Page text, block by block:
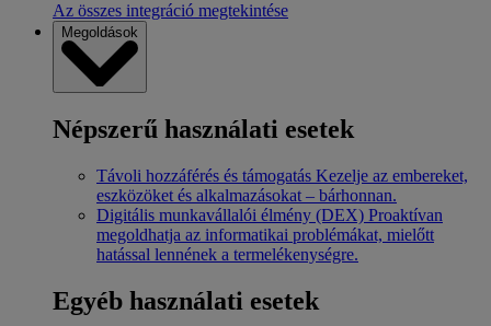
Az összes integráció megtekintése
Megoldások
Népszerű használati esetek
Távoli hozzáférés és támogatás Kezelje az embereket,
eszközöket és alkalmazásokat – bárhonnan.
Digitális munkavállalói élmény (DEX) Proaktívan
megoldhatja az informatikai problémákat, mielőtt
hatással lennének a termelékenységre.
Egyéb használati esetek